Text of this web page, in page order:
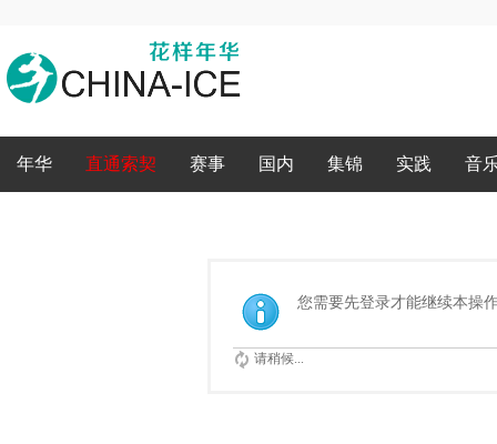
年华 直通索契 赛事 国内 集锦 实践 音
您需要先登录才能继续本操
请稍候...